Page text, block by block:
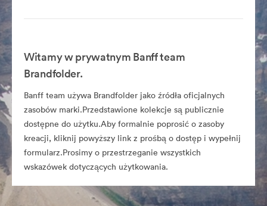
Witamy w prywatnym Banff team
Brandfolder.
Banff team używa Brandfolder jako źródła oficjalnych
zasobów marki.Przedstawione kolekcje są publicznie
dostępne do użytku.Aby formalnie poprosić o zasoby
kreacji, kliknij powyższy link z prośbą o dostęp i wypełnij
formularz.Prosimy o przestrzeganie wszystkich
wskazówek dotyczących użytkowania.